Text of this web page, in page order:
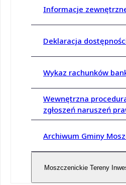
Informacje
Deklaracja
Wykaz rachunków
Wewnętrzna
zgłoszeń naruszeń
Archiwum Gminy
Moszczenickie Tereny